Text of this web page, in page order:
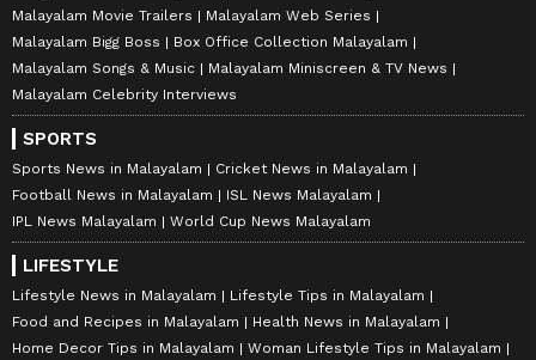
Malayalam Movie Trailers
Malayalam Web Series
Malayalam Bigg Boss
Box Office Collection Malayalam
Malayalam Songs & Music
Malayalam Miniscreen & TV News
Malayalam Celebrity Interviews
SPORTS
Sports News in Malayalam
Cricket News in Malayalam
Football News in Malayalam
ISL News Malayalam
IPL News Malayalam
World Cup News Malayalam
LIFESTYLE
Lifestyle News in Malayalam
Lifestyle Tips in Malayalam
Food and Recipes in Malayalam
Health News in Malayalam
Home Decor Tips in Malayalam
Woman Lifestyle Tips in Malayalam